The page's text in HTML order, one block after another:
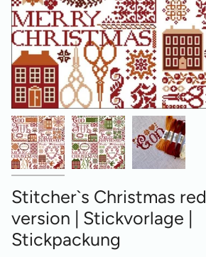
Stitcher`s Christmas red
version | Stickvorlage |
Stickpackung